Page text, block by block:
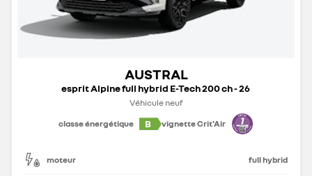
AUSTRAL
esprit Alpine full hybrid E-Tech 200 ch - 26
Véhicule neuf
classe énergétique
B vignette Crit'Air
moteur full hybrid